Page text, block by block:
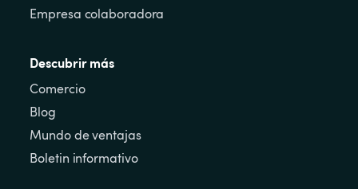
Empresa colaboradora
Descubrir más
Comercio
Blog
Mundo de ventajas
Boletin informativo